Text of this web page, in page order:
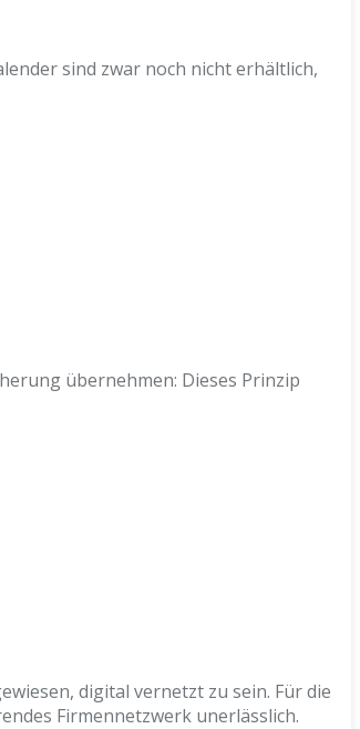
sind zwar noch nicht erhältlich,
übernehmen: Dieses Prinzip
digital vernetzt zu sein. Für die
Firmennetzwerk unerlässlich.